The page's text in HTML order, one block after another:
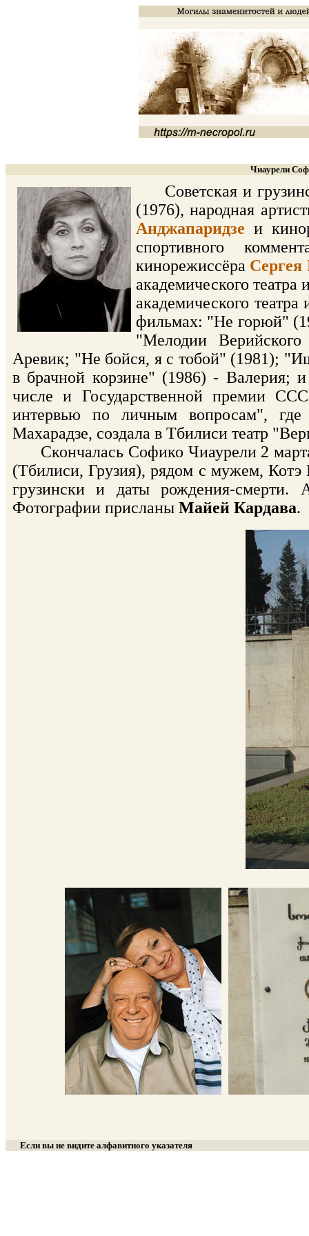
Чиаурели
Советская и
(1976), народная
Анджапаридзе и
спортивного
кинорежиссёра Сергея
академического
академического
фильмах: "Не горюй"
"Мелодии
Аревик; "Не бойся, я с тобой" (1981);
в брачной корзине" (1986) - Валерия;
числе и Государственной премии
интервью по личным вопросам",
Махарадзе, создала в Тбилиси театр
Скончалась Софико Чиаурели 2
(Тбилиси, Грузия), рядом с мужем,
грузински и даты рождения-
Фотографии присланы Майей Кардава.
Если вы не видите алфавитного указателя